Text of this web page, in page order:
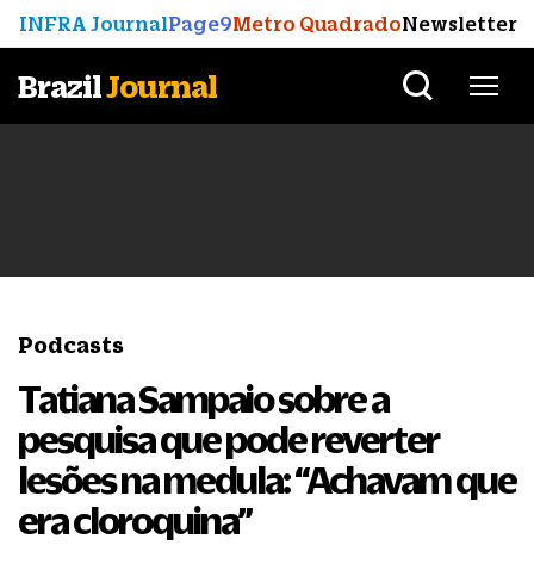
INFRA JournalPage9Metro QuadradoNewsletter
BrazilJournal
Podcasts
Tatiana Sampaio sobre a
pesquisa que pode reverter
lesões na medula: “Achavam que
era cloroquina”